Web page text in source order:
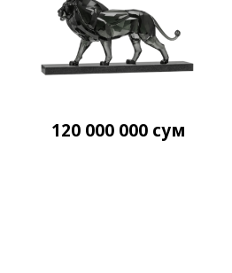
120 000 000 сум